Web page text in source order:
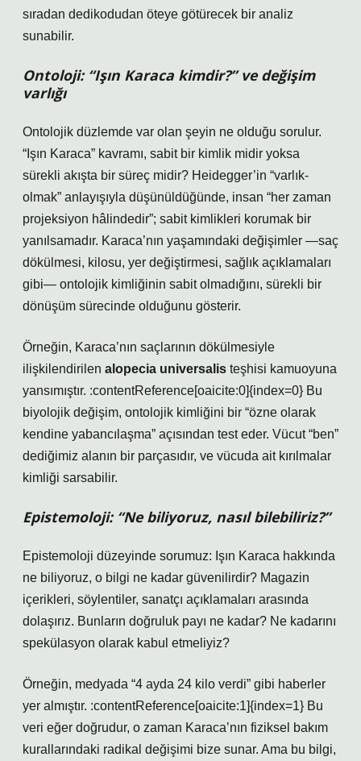
sıradan dedikodudan öteye götürecek bir analiz
sunabilir.
Ontoloji: “Işın Karaca kimdir?” ve değişim
varlığı
Ontolojik düzlemde var olan şeyin ne olduğu sorulur.
“Işın Karaca” kavramı, sabit bir kimlik midir yoksa
sürekli akışta bir süreç midir? Heidegger’in “varlık-
olmak” anlayışıyla düşünüldüğünde, insan “her zaman
projeksiyon hâlindedir”; sabit kimlikleri korumak bir
yanılsamadır. Karaca’nın yaşamındaki değişimler —saç
dökülmesi, kilosu, yer değiştirmesi, sağlık açıklamaları
gibi— ontolojik kimliğinin sabit olmadığını, sürekli bir
dönüşüm sürecinde olduğunu gösterir.
Örneğin, Karaca’nın saçlarının dökülmesiyle
ilişkilendirilen alopecia universalis teşhisi kamuoyuna
yansımıştır. :contentReference[oaicite:0]{index=0} Bu
biyolojik değişim, ontolojik kimliğini bir “özne olarak
kendine yabancılaşma” açısından test eder. Vücut “ben”
dediğimiz alanın bir parçasıdır, ve vücuda ait kırılmalar
kimliği sarsabilir.
Epistemoloji: “Ne biliyoruz, nasıl bilebiliriz?”
Epistemoloji düzeyinde sorumuz: Işın Karaca hakkında
ne biliyoruz, o bilgi ne kadar güvenilirdir? Magazin
içerikleri, söylentiler, sanatçı açıklamaları arasında
dolaşırız. Bunların doğruluk payı ne kadar? Ne kadarını
spekülasyon olarak kabul etmeliyiz?
Örneğin, medyada “4 ayda 24 kilo verdi” gibi haberler
yer almıştır. :contentReference[oaicite:1]{index=1} Bu
veri eğer doğrudur, o zaman Karaca’nın fiziksel bakım
kurallarındaki radikal değişimi bize sunar. Ama bu bilgi,